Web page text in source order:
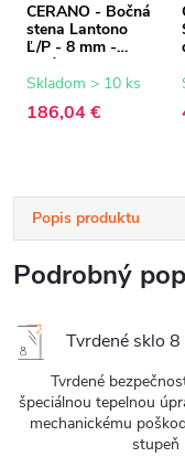
CERANO - Bočná
stena Lantono
Ľ/P - 8 mm -
chróm,
transparentné
Skladom > 10 ks
186,04 €
Popis produktu
Podrobný
Tvrdené sklo
Tvrdené
špeciálnou tepelnou
mechanickému
stupeň